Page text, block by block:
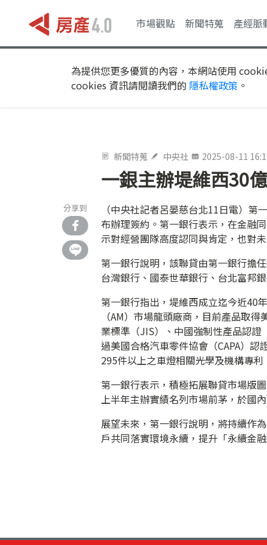
市場觀點 新聞特蒐 產經脈
為提供您更多優質的內容，本網站使用
cookies 資訊請閱讀我們的 隱私權政策 。
新聞特蒐 中央社 2025-08-11
一銀主辦堤維西30
分享到
（中央社記者呂晏慈台北11日電）
布辦理簽約。第一銀行表示，在金融
示對經營團隊高度認同與肯定，也對
第一銀行說明，該聯貸由第一銀行擔
台灣銀行、國泰世華銀行、台北富邦
第一銀行指出，堤維西成立迄今近40
（AM）市場龍頭廠商，目前產品取
業標準（JIS）、中國強制性產品認證
過美國合格汽車零件協會（CAPA）
295件以上之車燈相關光學及機構專
第一銀行表示，積極拓展聯貸市場版
上半年主辦實績名列市場前茅，於國
展望未來，第一銀行說明，將持續作
戶共同落實環境永續，提升「永續金